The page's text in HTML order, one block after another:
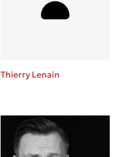
Thierry Lenain